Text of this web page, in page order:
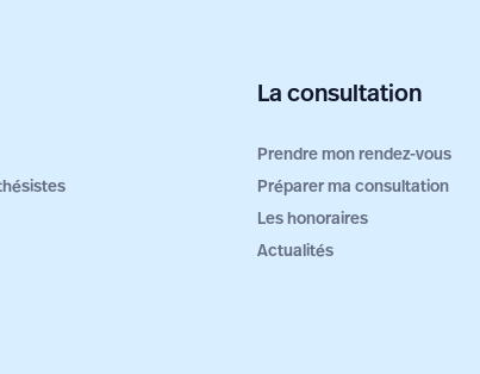
La consultation
Prendre mon rendez-vous
Préparer ma consultation
Les honoraires
Actualités